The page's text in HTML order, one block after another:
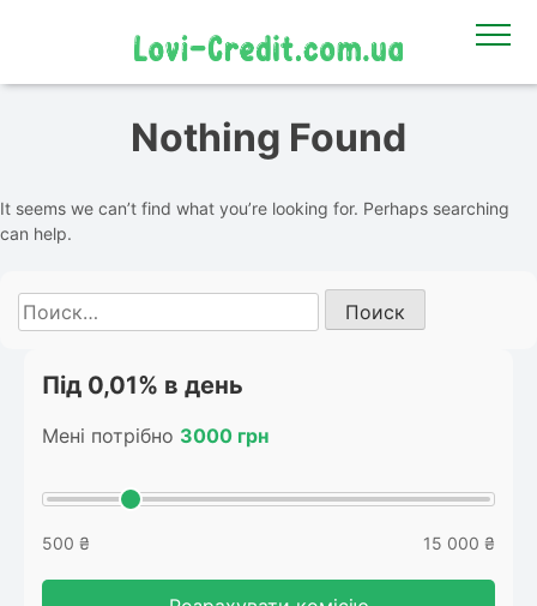
Nothing Found
It seems we can’t find what you’re looking for. Perhaps searching
can help.
Найти:
Під 0,01% в день
Мені потрібно 3000 грн
500 ₴ 15 000 ₴